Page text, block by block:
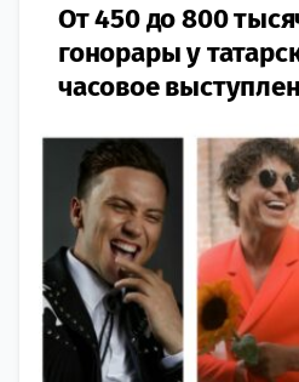
От 450 до 800
гонорары у
часовое